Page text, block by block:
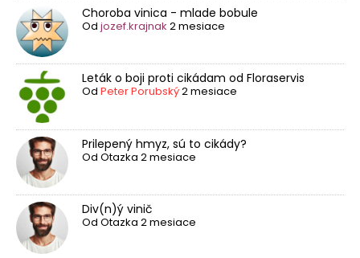
Choroba vinica - mlade bobule
Od jozef.krajnak 2 mesiace
Leták o boji proti cikádam od Floraservis
Od Peter Porubský2 mesiace
Prilepený hmyz, sú to cikády?
Od Otazka 2 mesiace
Div(n)ý vinič
Od Otazka 2 mesiace